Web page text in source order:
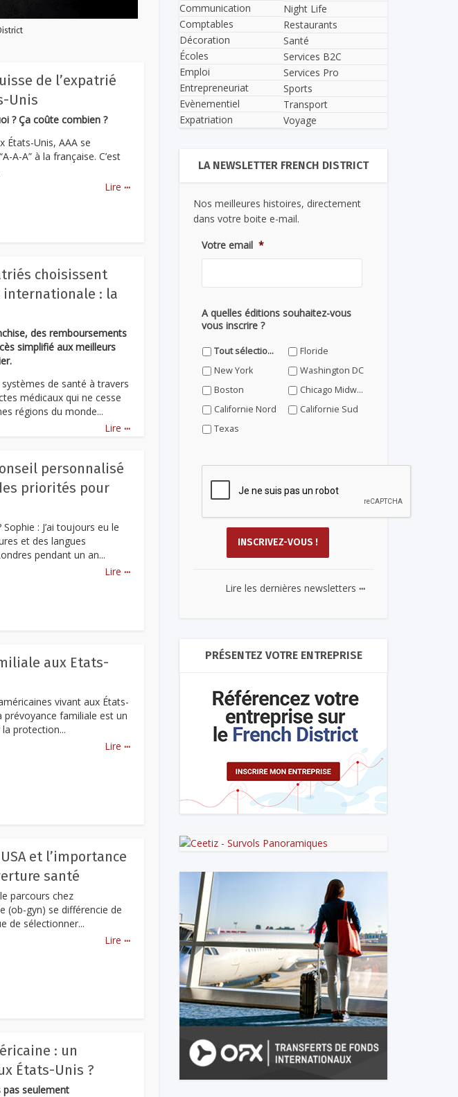
de l’expatrié
Unis
? Ça coûte combien ?
États-Unis, AAA se
A-A” à la française. C’est
Lire ...
choisissent
internationale : la
des remboursements
simplifié aux meilleurs
de santé à travers
médicaux qui ne cesse
régions du monde...
Lire ...
personnalisé
priorités pour
: J’ai toujours eu le
et des langues
pendant un an...
Lire ...
aux Etats-
vivant aux États-
prévoyance familiale est un
protection...
Lire ...
et l’importance
santé
parcours chez
(ob-gyn) se différencie de
de sélectionner...
Lire ...
: un
États-Unis ?
seulement
Communication
Comptables
Décoration
Écoles
Emploi
Entrepreneuriat
Evènementiel
Expatriation
Night Life
Restaurants
Santé
Services B2C
Services Pro
Sports
Transport
Voyage
LA NEWSLETTER FRENCH DISTRICT
Nos meilleures histoires, directement
dans votre boite e-mail.
Votre email *
A quelles éditions souhaitez-vous
vous inscrire ?
Tout sélectionner
Floride
New York
Washington DC
Boston
Chicago Midwest
Californie Nord
Californie Sud
Texas
Lire les dernières newsletters ...
PRÉSENTEZ VOTRE ENTREPRISE